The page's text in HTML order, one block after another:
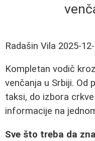
Radašin Vila 2025-
Kompletan vodič
venčanja u Srbiji. Od
taksi, do izbora
informacije na
Sve što treba da